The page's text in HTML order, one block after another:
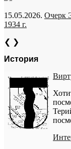
15.05.2026. Очерк
1934 г.
❮ ❯
История